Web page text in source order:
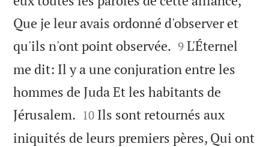
Que je leur avais ordonné d'observer et
qu'ils n'ont point observée. 

9 L'Éternel
me dit: Il y a une conjuration entre les
hommes de Juda Et les habitants de
Jérusalem. 

10 Ils sont retournés aux
iniquités de leurs premiers pères, Qui ont